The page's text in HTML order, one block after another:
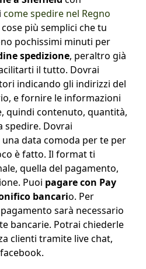
come spedire nel Regno
più semplici che tu
pochissimi minuti per
spedizione, peraltro già
il tutto. Dovrai
indicando gli indirizzi del
e fornire le informazioni
quindi contenuto, quantità,
spedire. Dovrai
data comoda per te per
è fatto. Il format ti
quella del pagamento,
Puoi pagare con Pay
bancario. Per
sarà necessario
bancarie. Potrai chiederle
clienti tramite live chat,